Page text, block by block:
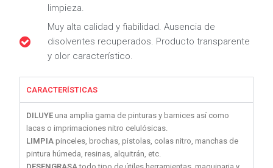
limpieza.
Muy alta calidad y fiabilidad. Ausencia de
disolventes recuperados. Producto transparente
y olor característico.
CARACTERÍSTICAS
DILUYE una amplia gama de pinturas y barnices así como
lacas o imprimaciones nitro celulósicas.
LIMPIA pinceles, brochas, pistolas, colas nitro, manchas de
pintura húmeda, resinas, alquitrán, etc.